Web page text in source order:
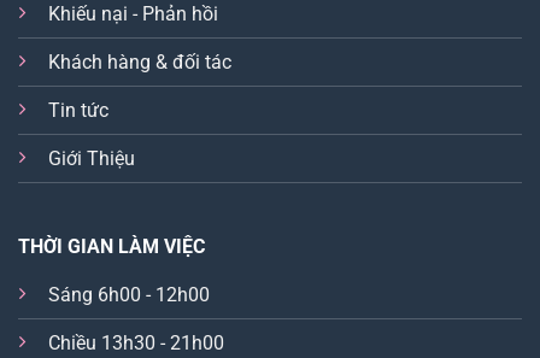
Khiếu nại - Phản hồi
Khách hàng & đối tác
Tin tức
Giới Thiệu
THỜI GIAN LÀM VIỆC
Sáng 6h00 - 12h00
Chiều 13h30 - 21h00